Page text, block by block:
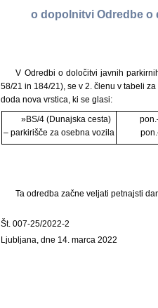
o dopolnitvi Odredbe
V Odredbi o določitvi javnih
58/21 in 184/21), se v 2. členu v tabeli
doda nova vrstica, ki se glasi:
»BS/4 (Dunajska cesta)
– parkirišče za osebna vozila
Ta odredba začne veljati petnajsti
Št. 007-25/2022-2
Ljubljana, dne 14. marca 2022